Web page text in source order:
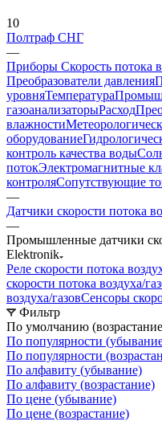
10
Полтраф СНГ
—
Приборы Скорость потока
Преобразователи давления
уровняТемпература
газоанализаторыРасход
влажности
оборудование
контроль качества воды
потокЭлектромагнитные
контроляСопутствующие
—
Датчики скорости потока
—
Промышленные датчики
Elektronik
Реле скорости потока
скорости потока воздуха/
воздуха/газовСенсоры
Фильтр
По умолчанию
По популярности
По популярности
По алфавиту (убывание)
По алфавиту (возрастание)
По цене (убывание)
По цене (возрастание)